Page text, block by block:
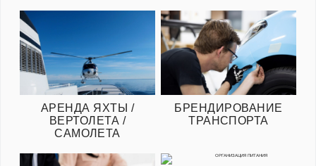
АРЕНДА ЯХТЫ /
ВЕРТОЛЕТА /
САМОЛЕТА
БРЕНДИРОВАНИЕ
ТРАНСПОРТА